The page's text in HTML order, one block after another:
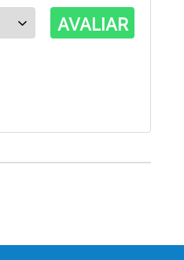
AVALIAR